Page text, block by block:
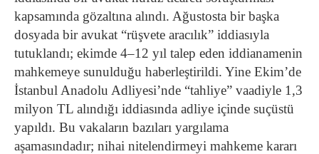
kapsamında gözaltına alındı. Ağustosta bir başka
dosyada bir avukat “rüşvete aracılık” iddiasıyla
tutuklandı; ekimde 4–12 yıl talep eden iddianamenin
mahkemeye sunulduğu haberleştirildi. Yine Ekim’de
İstanbul Anadolu Adliyesi’nde “tahliye” vaadiyle 1,3
milyon TL alındığı iddiasında adliye içinde suçüstü
yapıldı. Bu vakaların bazıları yargılama
aşamasındadır; nihai nitelendirmeyi mahkeme kararı